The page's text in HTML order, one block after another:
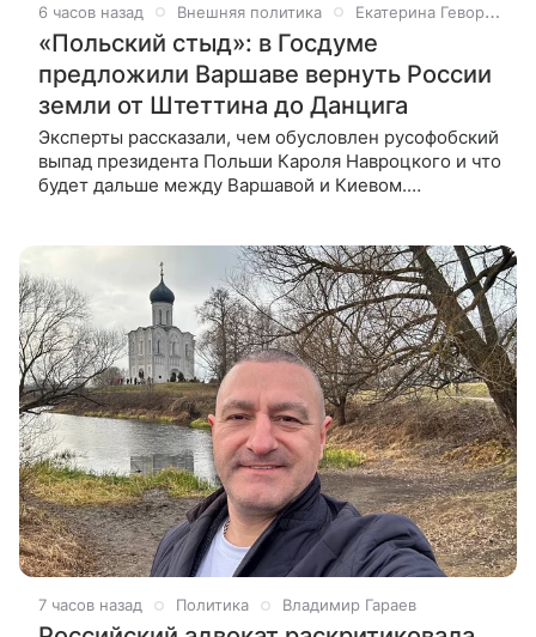
6 часов назад Внешняя политика Екатерина Геворкян
«Польский стыд»: в Госдуме
предложили Варшаве вернуть России
земли от Штеттина до Данцига
Эксперты рассказали, чем обусловлен русофобский
выпад президента Польши Кароля Навроцкого и что
будет дальше между Варшавой и Киевом.
7 часов назад Политика Владимир Гараев